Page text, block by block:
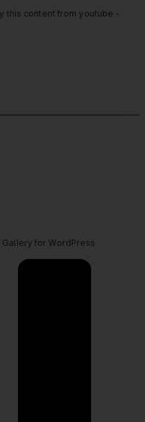
this content from youtube -